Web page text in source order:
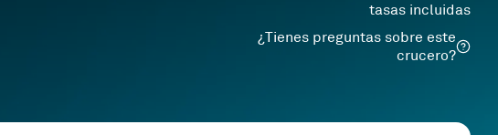
tasas incluidas
¿Tienes preguntas sobre este
crucero?